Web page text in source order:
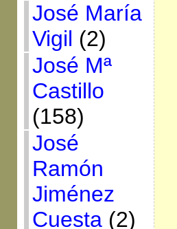
José María
Vigil (2)
José Mª
Castillo
(158)
José
Ramón
Jiménez
Cuesta(2)